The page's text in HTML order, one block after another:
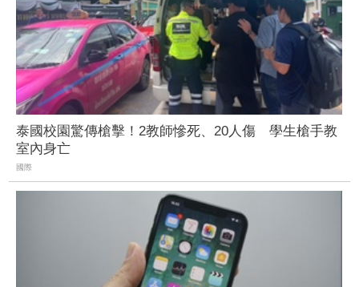
泰國校園驚傳槍擊！2教師慘死、20人傷 學生槍手教
室內身亡
國際